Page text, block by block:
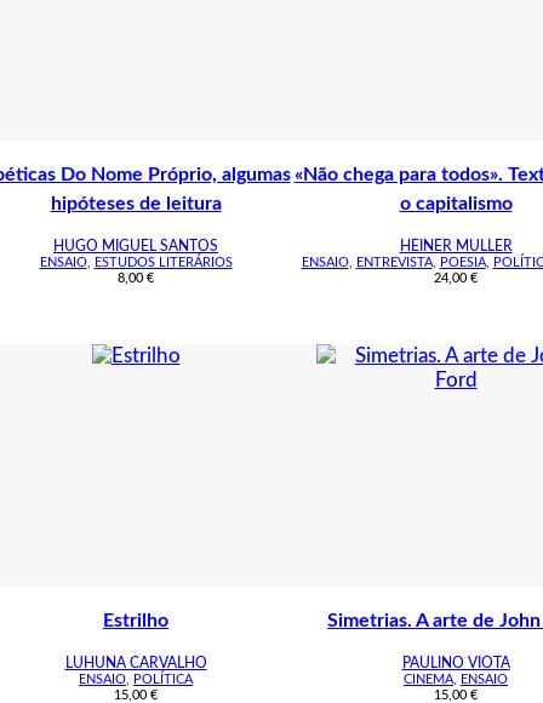
Do Nome Próprio, algumas
hipóteses de leitura
HUGO MIGUEL SANTOS
ENSAIO,
ESTUDOS LITERÁRIOS
8,00 €
«Não chega para todos».
o capitalismo
HEINER MULLER
ENSAIO, ENTREVISTA, POESIA,
24,00 €
Estrilho
LUHUNA CARVALHO
ENSAIO
POLÍTICA
15,00 €
Simetrias. A arte de
PAULINO VIOTA
CINEMA
ENSAIO
15,00 €